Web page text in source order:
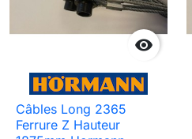

Câbles Long 2365
Ferrure Z Hauteur